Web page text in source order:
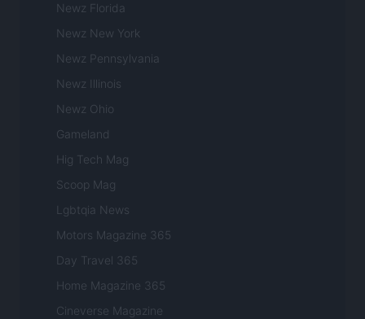
Newz Florida
Newz New York
Newz Pennsylvania
Newz Illinois
Newz Ohio
Gameland
Hig Tech Mag
Scoop Mag
Lgbtqia News
Motors Magazine 365
Day Travel 365
Home Magazine 365
Cineverse Magazine